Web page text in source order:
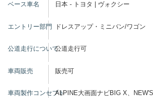
ベース車名 日本 - トヨタ | ヴォクシー
エントリー部門 ドレスアップ・ミニバン/ワゴン
公道走行について公道走行可
車両販売 販売可
車両製作コンセプトALPINE大画面ナビBIG X、